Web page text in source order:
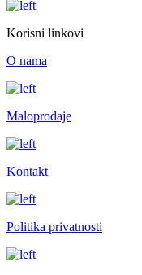
Korisni linkovi
O nama
Maloprodaje
Kontakt
Politika privatnosti